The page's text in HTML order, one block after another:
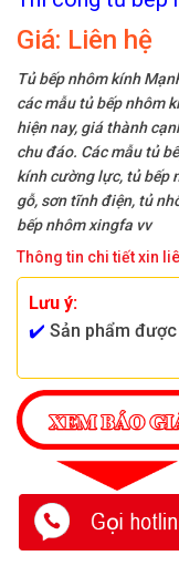
Giá: Liên hệ
Tủ bếp nhôm kính
các mẫu tủ bếp nhôm
hiện nay, giá thành
chu đáo. Các mẫu tủ
kính cường lực, tủ bếp
gỗ, sơn tĩnh điện, tủ
bếp nhôm xingfa vv
Thông tin chi tiết xin
Lưu ý:
✔️ Sản phẩm